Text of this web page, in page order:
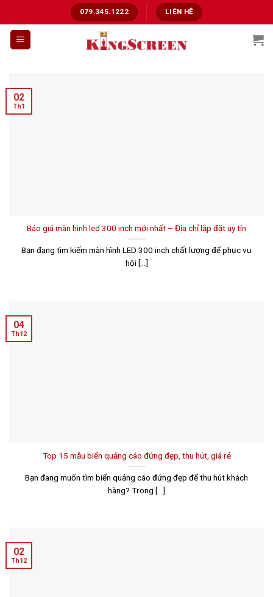
đến
dung
079.345.1222 LIÊN HỆ
Báo giá màn hình led 300 inch mới nhất – Địa chỉ lắp đặt uy tín
Bạn đang tìm kiếm màn hình LED 300 inch chất lượng để phục vụ
hội [...]
02
Th1
Top 15 mẫu biển quảng cáo đứng đẹp, thu hút, giá rẻ
Bạn đang muốn tìm biển quảng cáo đứng đẹp để thu hút khách
hàng? Trong [...]
04
Th12
02
Th12